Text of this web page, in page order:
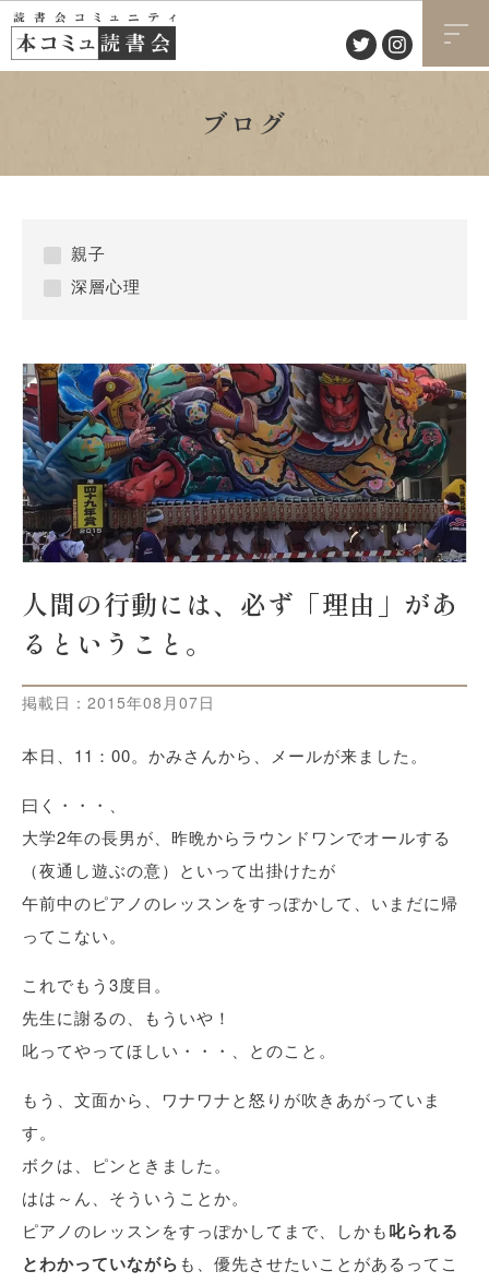
ブログ
人間の行動には、必ず「理由」があ
るということ。
掲載日： 2015年08月07日
本日、11：00。かみさんから、メールが来ました。
曰く・・・、
大学2年の長男が、昨晩からラウンドワンでオールする
（夜通し遊ぶの意）といって出掛けたが
午前中のピアノのレッスンをすっぽかして、いまだに帰
ってこない。
これでもう3度目。
先生に謝るの、もういや！
叱ってやってほしい・・・、とのこと。
もう、文面から、ワナワナと怒りが吹きあがっていま
す。
ボクは、ピンときました。
はは～ん、そういうことか。
ピアノのレッスンをすっぽかしてまで、しかも叱られる
とわかっていながら も、優先させたいことがあるってこ
親子
深層心理